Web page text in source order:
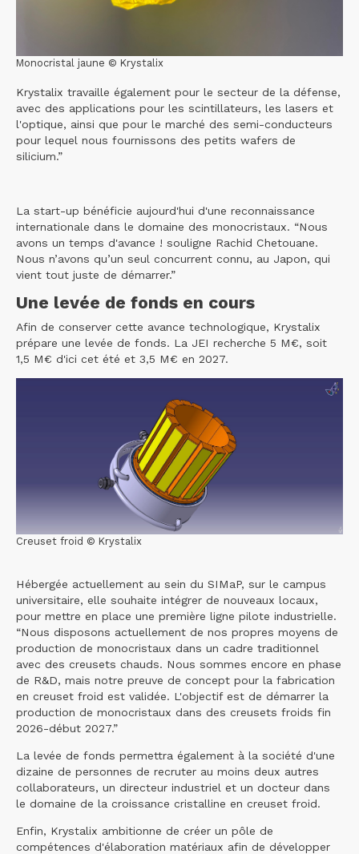
Monocristal jaune © Krystalix
Krystalix travaille également pour le secteur de la défense,
avec des applications pour les scintillateurs, les lasers et
l'optique, ainsi que pour le marché des semi-conducteurs
pour lequel nous fournissons des petits wafers de
silicium.”
La start-up bénéficie aujourd'hui d'une reconnaissance
internationale dans le domaine des monocristaux. “Nous
avons un temps d'avance ! souligne Rachid Chetouane.
Nous n’avons qu’un seul concurrent connu, au Japon, qui
vient tout juste de démarrer.”
Une levée de fonds en cours
Afin de conserver cette avance technologique, Krystalix
prépare une levée de fonds. La JEI recherche 5 M€, soit
1,5 M€ d'ici cet été et 3,5 M€ en 2027.
Creuset froid © Krystalix
Hébergée actuellement au sein du SIMaP, sur le campus
universitaire, elle souhaite intégrer de nouveaux locaux,
pour mettre en place une première ligne pilote industrielle.
“Nous disposons actuellement de nos propres moyens de
production de monocristaux dans un cadre traditionnel
avec des creusets chauds. Nous sommes encore en phase
de R&D, mais notre preuve de concept pour la fabrication
en creuset froid est validée. L'objectif est de démarrer la
production de monocristaux dans des creusets froids fin
2026-début 2027.”
La levée de fonds permettra également à la société d'une
dizaine de personnes de recruter au moins deux autres
collaborateurs, un directeur industriel et un docteur dans
le domaine de la croissance cristalline en creuset froid.
Enfin, Krystalix ambitionne de créer un pôle de
compétences d'élaboration matériaux afin de développer